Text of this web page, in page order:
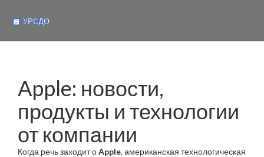
Apple: новости,
продукты и технологии
от компании
Когда речь заходит оApple, американская технологическая